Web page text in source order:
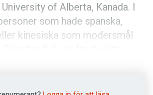
of Alberta, Kanada. I
som hade spanska,
kinesiska som modersmål
spanska och franska återgav